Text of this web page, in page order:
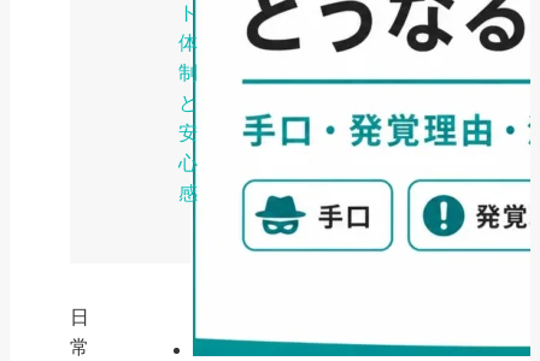
ト
体
制
と
安
心
感
日
常